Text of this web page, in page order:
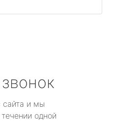
сайта и мы
одной